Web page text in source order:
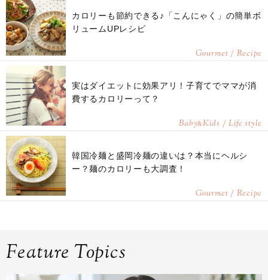
カロリーも節約できる♪「こんにゃく」の簡単ボ
リュームUPレシピ
Gourmet / Recipe
実はダイエットに効果アリ！子育てでママが消
費するカロリーって？
Baby&Kids / Life style
韓国冷麺と盛岡冷麺の違いは？本当にヘルシ
ー？麺のカロリーも大調査！
Gourmet / Recipe
Feature Topics